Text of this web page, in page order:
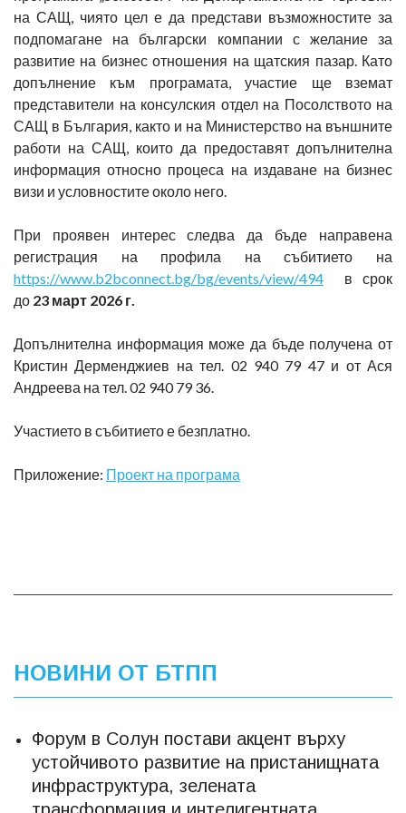
на САЩ, чиято цел е да представи възможностите за
подпомагане на български компании с желание за
развитие на бизнес отношения на щатския пазар. Като
допълнение към програмата, участие ще вземат
представители на консулския отдел на Посолството на
САЩ в България, както и на Министерство на външните
работи на САЩ, които да предоставят допълнителна
информация относно процеса на издаване на бизнес
визи и условностите около него.
При проявен интерес следва да бъде направена
регистрация на профила на събитието на
https://www.b2bconnect.bg/bg/events/view/494 в срок
до 23 март 2026 г.
Допълнителна информация може да бъде получена от
Кристин Дерменджиев на тел. 02 940 79 47 и от Ася
Андреева на тел. 02 940 79 36.
Участието в събитието е безплатно.
Приложение: Проект на програма
НОВИНИ ОТ БТПП
Форум в Солун постави акцент върху
устойчивото развитие на пристанищната
инфраструктура, зелената